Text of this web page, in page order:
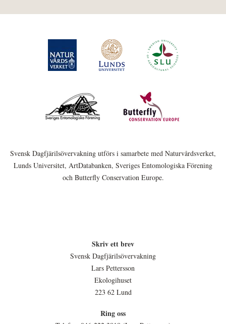
Svensk Dagfjärilsövervakning utförs i samarbete med Naturvårdsverket,
Lunds Universitet, ArtDatabanken, Sveriges Entomologiska Förening
och Butterfly Conservation Europe.
Skriv ett brev
Svensk Dagfjärilsövervakning
Lars Pettersson
Ekologihuset
223 62 Lund
Ring oss